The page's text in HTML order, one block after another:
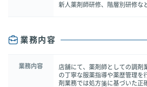
新人薬剤師研修、階層別研修な
業務内容
業務内容
店舗にて、薬剤師としての調剤
の丁寧な服薬指導や薬歴管理を
剤業務では処方箋に基づいた正